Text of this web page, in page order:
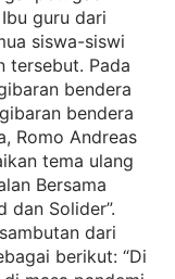
guru dari
siswa-siswi
tersebut. Pada
bendera
bendera
Romo Andreas
tema ulang
Bersama
dan Solider”.
dari
berikut: “Di